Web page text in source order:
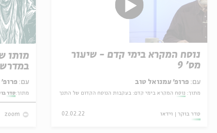
נוסח המקרא בימי קדם - שיעור
מס' 9
עם: פרופ' עמנואל טוב
מתוך: נוסח המקרא בימי קדם: בעקבות הנוסח הקדום של התנך
סדר בוקר וידאו 02.02.22
מותו
עם: פרופ' אביגדור שנאן
מתוך:סדר
zoom